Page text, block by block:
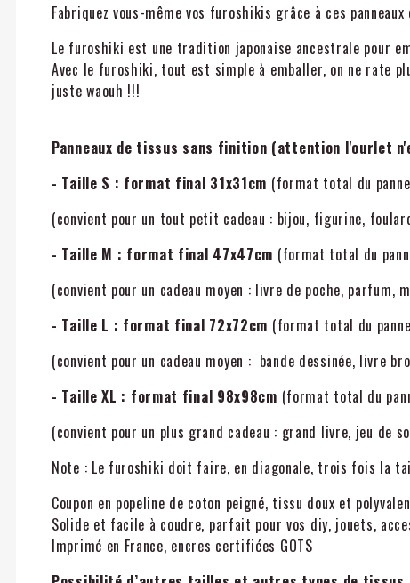
Fabriquez vous-même vos furoshikis grâce à ces
Le furoshiki est une tradition japonaise ancestrale pour
Avec le furoshiki, tout est simple à emballer, on ne rate
juste waouh !!!
Panneaux de tissus sans finition (attention l'ourlet
- Taille S : format final 31x31cm (format total du
(convient pour un tout petit cadeau : bijou, figurine,
- Taille M : format final 47x47cm (format total du
(convient pour un cadeau moyen : livre de poche, parfum,
- Taille L : format final 72x72cm (format total du
(convient pour un cadeau moyen : bande dessinée, livre
- Taille XL : format final 98x98cm (format total du
(convient pour un plus grand cadeau : grand livre, jeu de
Note : Le furoshiki doit faire, en diagonale, trois fois la
Coupon en popeline de coton peigné, tissu doux et
Solide et facile à coudre, parfait pour vos diy, jouets,
Imprimé en France, encres certifiées GOTS